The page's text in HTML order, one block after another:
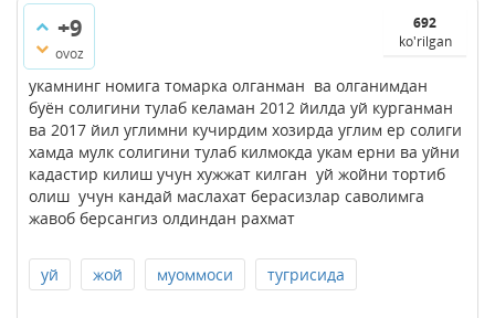
+9
ovoz
692
ko'rilgan
укамнинг номига томарка олганман ва олганимдан
буён солигини тулаб келаман 2012 йилда уй курганман
ва 2017 йил углимни кучирдим хозирда углим ер солиги
хамда мулк солигини тулаб килмокда укам ерни ва уйни
кадастир килиш учун хужжат килган уй жойни тортиб
олиш учун кандай маслахат берасизлар саволимга
жавоб берсангиз олдиндан рахмат
уй жой муоммоси тугрисида